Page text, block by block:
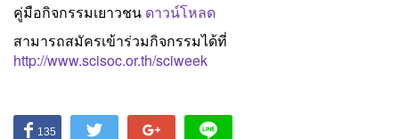
คู่มือกิจกรรมเยาวชน ดาวน์โหลด
สามารถสมัครเข้าร่วมกิจกรรมได้ที่
http://www.scisoc.or.th/sciweek
135